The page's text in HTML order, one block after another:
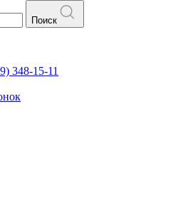
Поиск
348-15-11